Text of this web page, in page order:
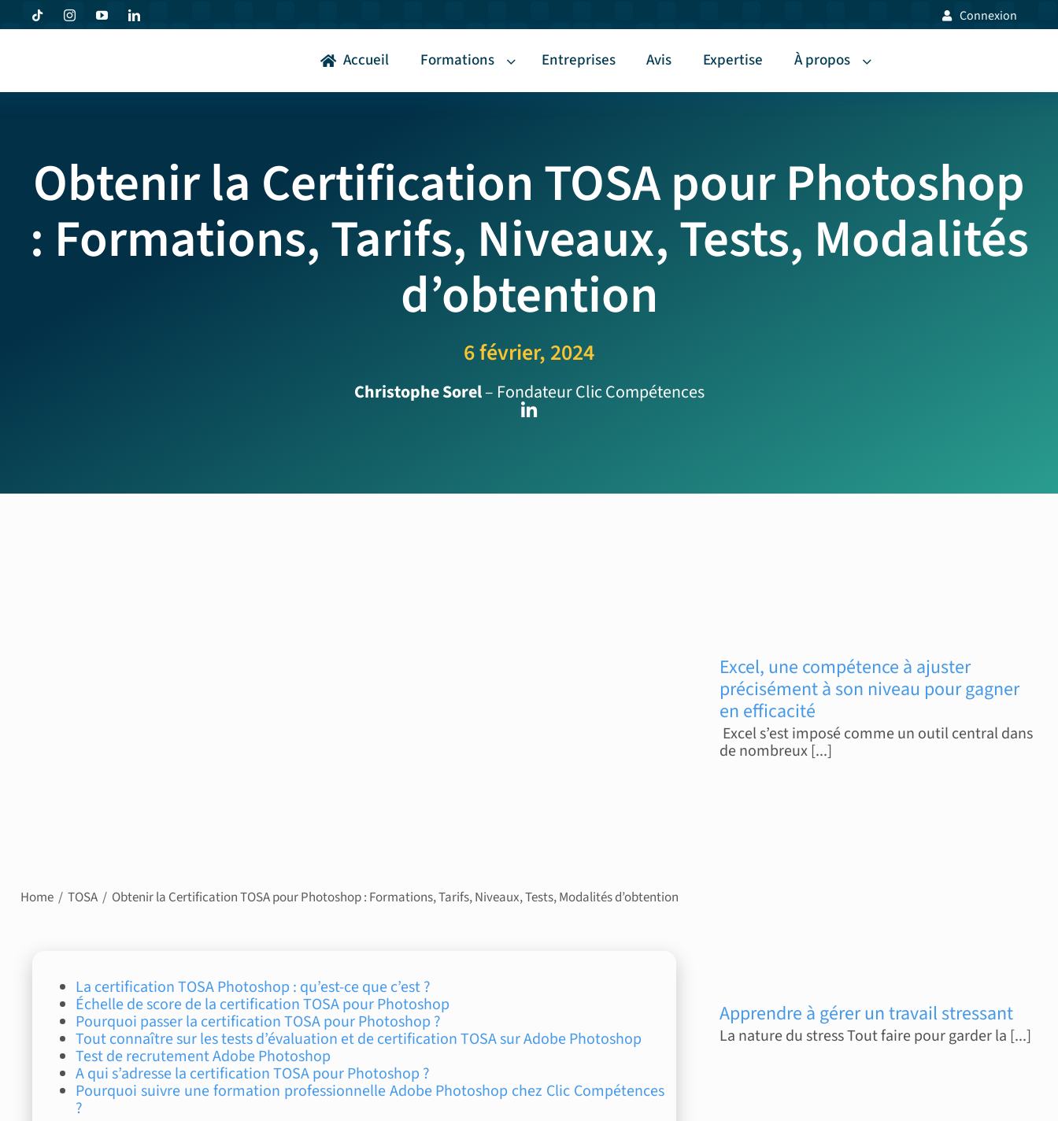
Passer
au Connexion
Accueil Formations Entreprises Avis Expertise À propos
Obtenir la Certification TOSA pour Photoshop
: Formations, Tarifs, Niveaux, Tests, Modalités
d’obtention
6 février, 2024
Christophe Sorel– Fondateur Clic Compétences
Home TOSA Obtenir la Certification TOSA pour Photoshop : Formations, Tarifs, Niveaux, Tests, Modalités d’obtention
La certification TOSA Photoshop : qu’est-ce que c’est ?
Échelle de score de la certification TOSA pour Photoshop
Pourquoi passer la certification TOSA pour Photoshop ?
Tout connaître sur les tests d’évaluation et de certification TOSA sur Adobe Photoshop
Test de recrutement Adobe Photoshop
A qui s’adresse la certification TOSA pour Photoshop ?
Pourquoi suivre une formation professionnelle Adobe Photoshop chez Clic Compétences
?
Excel, une compétence à ajuster
précisément à son niveau pour gagner
en efficacité
Excel s’est imposé comme un outil central dans
de nombreux [...]
Apprendre à gérer un travail stressant
La nature du stress Tout faire pour garder la [...]